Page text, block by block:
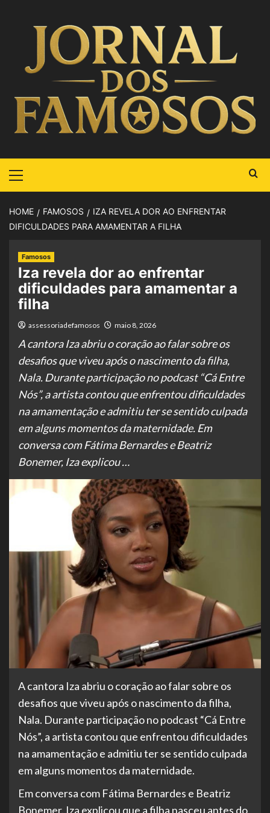
HOME FAMOSOS
IZA REVELA DOR AO ENFRENTAR
DIFICULDADES PARA AMAMENTAR A FILHA
Famosos
Iza revela dor ao enfrentar
dificuldades para amamentar a
filha
assessoriadefamosos maio 8, 2026
A cantora Iza abriu o coração ao falar sobre os
desafios que viveu após o nascimento da filha,
Nala. Durante participação no podcast “Cá Entre
Nós”, a artista contou que enfrentou dificuldades
na amamentação e admitiu ter se sentido culpada
em alguns momentos da maternidade. Em
conversa com Fátima Bernardes e Beatriz
Bonemer, Iza explicou …
A cantora Iza abriu o coração ao falar sobre os
desafios que viveu após o nascimento da filha,
Nala. Durante participação no podcast “Cá Entre
Nós”, a artista contou que enfrentou dificuldades
na amamentação e admitiu ter se sentido culpada
em alguns momentos da maternidade.
Em conversa com Fátima Bernardes e Beatriz
Bonemer, Iza explicou que a filha nasceu antes do